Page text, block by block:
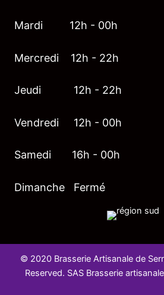
Mardi 12h - 00h
Mercredi 12h - 22h
Jeudi 12h - 22h
Vendredi 12h - 00h
Samedi 16h - 00h
Dimanche Fermé
© 2020 Brasserie Artisanale de
Reserved. SAS Brasserie